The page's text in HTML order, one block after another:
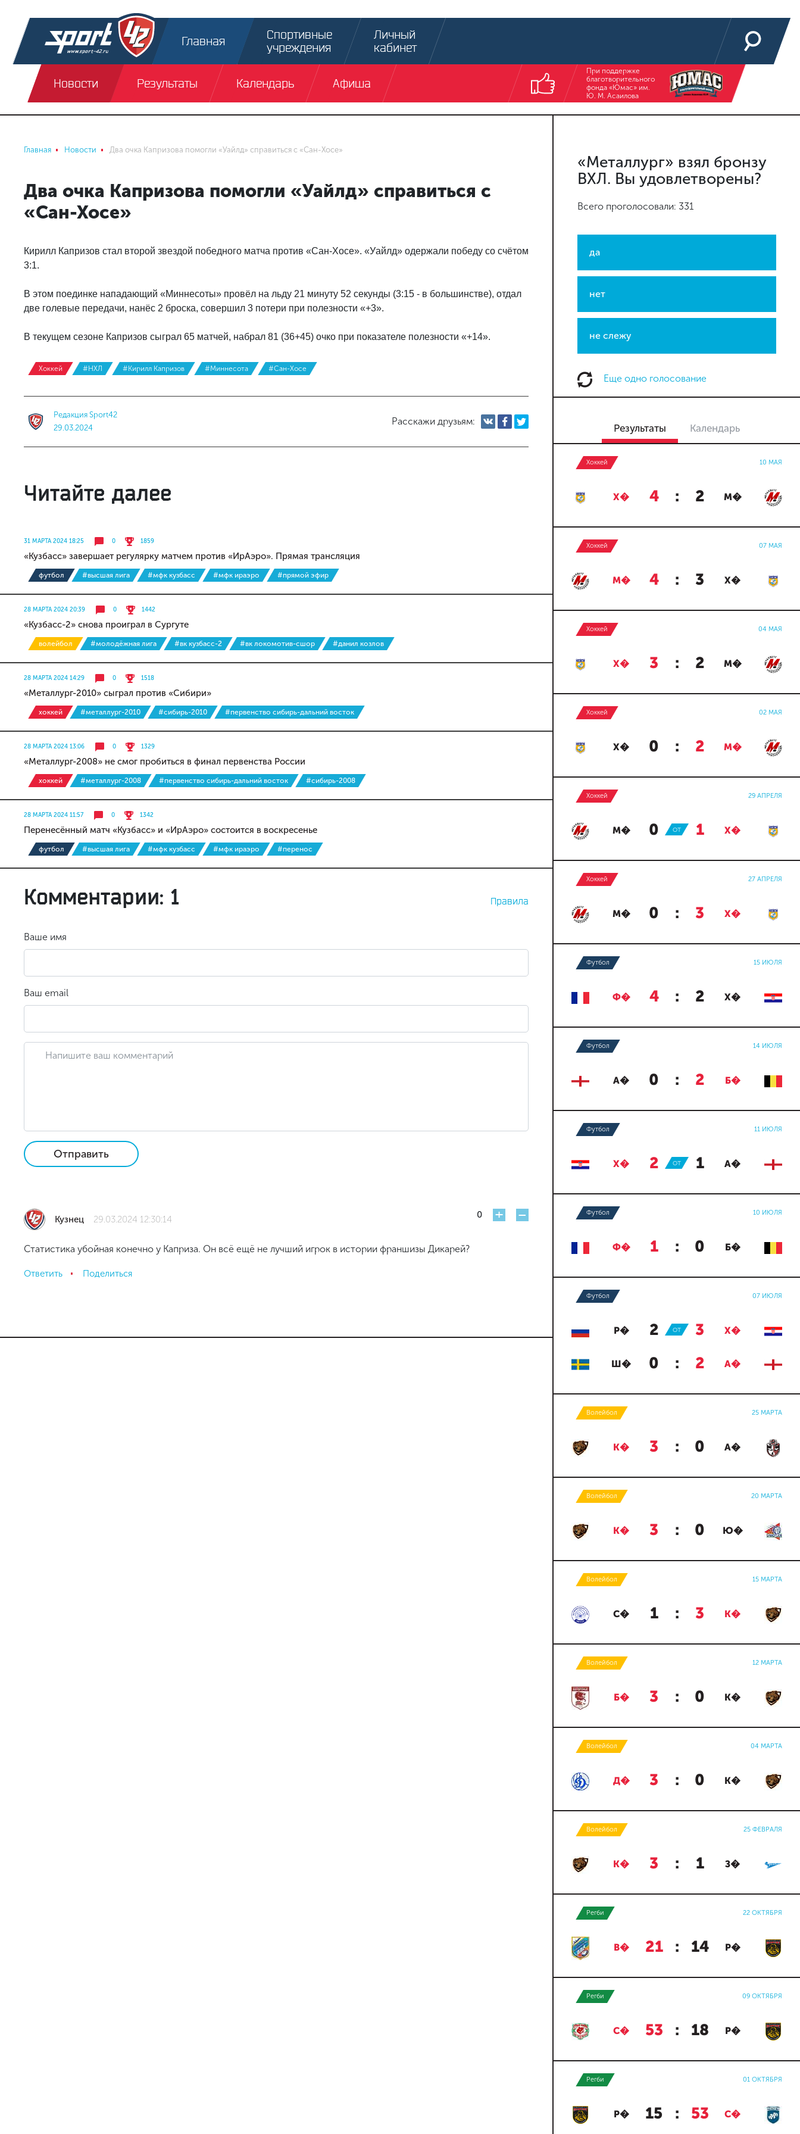
Главная
Спортивные
учреждения
Личный
кабинет
Новости Результаты Календарь Афиша
При поддержке
благотворительного
фонда «Юмас» им.
Ю. М. Асаилова
Главная Новости Два очка Капризова помогли «Уайлд» справиться с «Сан-Хосе»
Два очка Капризова помогли «Уайлд» справиться с
«Сан-Хосе»
Кирилл Капризов стал второй звездой победного матча против «Сан-Хосе». «Уайлд» одержали победу со счётом
3:1.
В этом поединке нападающий «Миннесоты» провёл на льду 21 минуту 52 секунды (3:15 - в большинстве), отдал
две голевые передачи, нанёс 2 броска, совершил 3 потери при полезности «+3».
В текущем сезоне Капризов сыграл 65 матчей, набрал 81 (36+45) очко при показателе полезности «+14».
Хоккей #НХЛ #Кирилл Капризов #Миннесота #Сан-Хосе
Редакция Sport42
29.03.2024
Расскажи друзьям:
Читайте далее
31 МАРТА 2024 18:25 0 1859
«Кузбасс» завершает регулярку матчем против «ИрАэро». Прямая трансляция
футбол #высшая лига #мфк кузбасс #мфк ираэро #прямой эфир
28 МАРТА 2024 20:39 0 1442
«Кузбасс-2» снова проиграл в Сургуте
волейбол #молодёжная лига #вк кузбасс-2 #вк локомотив-сшор #данил козлов
28 МАРТА 2024 14:29 0 1518
«Металлург-2010» сыграл против «Сибири»
хоккей #металлург-2010 #сибирь-2010 #первенство сибирь-дальний восток
28 МАРТА 2024 13:06 0 1329
«Металлург-2008» не смог пробиться в финал первенства России
хоккей #металлург-2008 #первенство сибирь-дальний восток #сибирь-2008
28 МАРТА 2024 11:57 0 1342
Перенесённый матч «Кузбасс» и «ИрАэро» состоится в воскресенье
футбол #высшая лига #мфк кузбасс #мфк ираэро #перенос
Комментарии: 1 Правила
Ваше имя
Ваш email
Отправить
Кузнец 29.03.2024 12:30:14 0 + -
Статистика убойная конечно у Каприза. Он всё ещё не лучший игрок в истории франшизы Дикарей?
Ответить Поделиться
«Металлург» взял бронзу
ВХЛ. Вы удовлетворены?
Всего проголосовали: 331
да
нет
не слежу
Еще одно голосование
Результаты Календарь
Хоккей 10 МАЯ
Х� 4 : 2 М�
Хоккей 07 МАЯ
М� 4 : 3 Х�
Хоккей 04 МАЯ
Х� 3 : 2 М�
Хоккей 02 МАЯ
Х� 0 : 2 М�
Хоккей 29 АПРЕЛЯ
М� 0 : 1 Х�
ОТ
Хоккей 27 АПРЕЛЯ
М� 0 : 3 Х�
Футбол 15 ИЮЛЯ
Ф� 4 : 2 Х�
Футбол 14 ИЮЛЯ
А� 0 : 2 Б�
Футбол 11 ИЮЛЯ
Х� 2 : 1 А�
ОТ
Футбол 10 ИЮЛЯ
Ф� 1 : 0 Б�
Футбол 07 ИЮЛЯ
Р� 2 : 3 Х�
ОТ
Ш� 0 : 2 А�
Волейбол 25 МАРТА
К� 3 : 0 А�
Волейбол 20 МАРТА
К� 3 : 0 Ю�
Волейбол 15 МАРТА
С� 1 : 3 К�
Волейбол 12 МАРТА
Б� 3 : 0 К�
Волейбол 04 МАРТА
Д� 3 : 0 К�
Волейбол 25 ФЕВРАЛЯ
К� 3 : 1 З�
Регби 22 ОКТЯБРЯ
В� 21 : 14 Р�
Регби 09 ОКТЯБРЯ
С� 53 : 18 Р�
Регби 01 ОКТЯБРЯ
Р� 15 : 53 С�